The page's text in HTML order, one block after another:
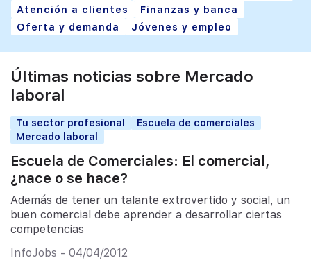
Atención a clientes
Finanzas y banca
Oferta y demanda
Jóvenes y empleo
Últimas noticias sobre Mercado
laboral
Tu sector profesional
Escuela de comerciales
Mercado laboral
Escuela de Comerciales: El comercial,
¿nace o se hace?
Además de tener un talante extrovertido y social, un
buen comercial debe aprender a desarrollar ciertas
competencias
InfoJobs - 04/04/2012